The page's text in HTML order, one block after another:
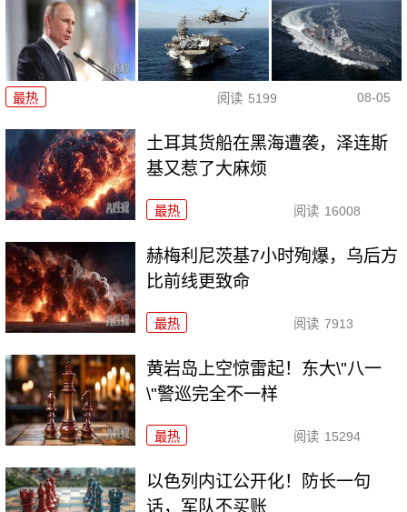
最热 阅读 5199 08-05
土耳其货船在黑海遭袭，泽连斯
基又惹了大麻烦
最热 阅读 16008
赫梅利尼茨基7小时殉爆，乌后方
比前线更致命
最热 阅读 7913
黄岩岛上空惊雷起！东大\"八一
\"警巡完全不一样
最热 阅读 15294
以色列内讧公开化！防长一句
话，军队不买账